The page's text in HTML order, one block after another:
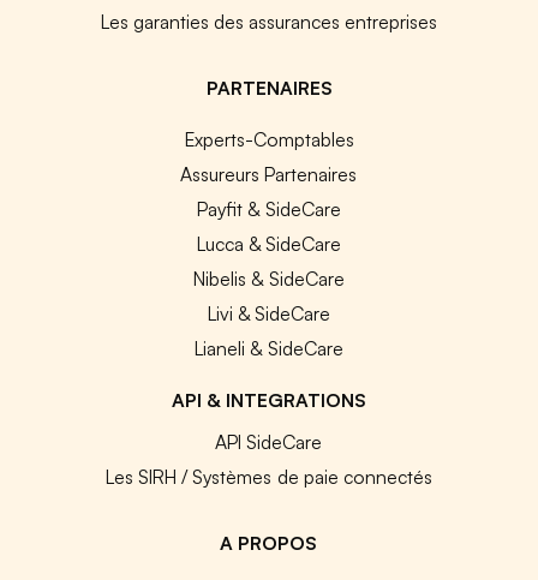
Les garanties des assurances entreprises
PARTENAIRES
Experts-Comptables
Assureurs Partenaires
Payfit & SideCare
Lucca & SideCare
Nibelis & SideCare
Livi & SideCare
Lianeli & SideCare
API & INTEGRATIONS
API SideCare
Les SIRH / Systèmes de paie connectés
A PROPOS